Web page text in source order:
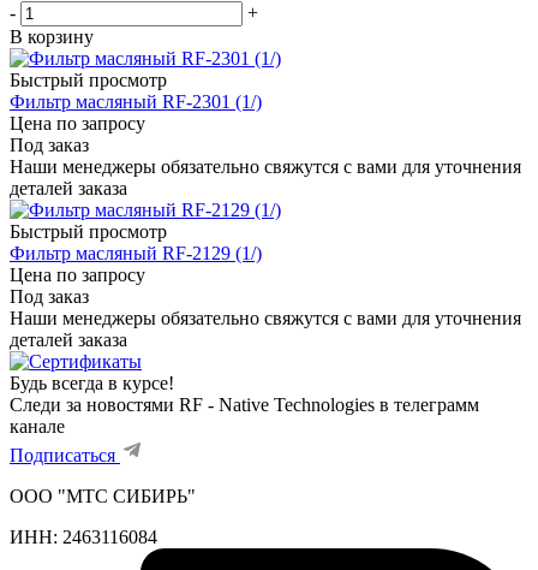
-
+
В корзину
Быстрый просмотр
Фильтр масляный RF-2301 (1/)
Цена по запросу
Под заказ
Наши менеджеры обязательно свяжутся с вами для уточнения
деталей заказа
Быстрый просмотр
Фильтр масляный RF-2129 (1/)
Цена по запросу
Под заказ
Наши менеджеры обязательно свяжутся с вами для уточнения
деталей заказа
Будь всегда в курсе!
Следи за новостями RF - Native Technologies в телеграмм
канале
Подписаться
ООО "МТС СИБИРЬ"
ИНН: 2463116084